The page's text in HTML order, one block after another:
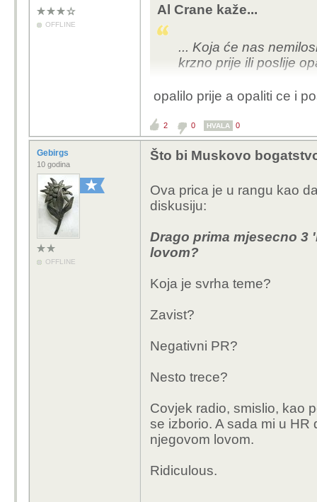
OFFLINE
Al Crane kaže...
... Koja će nas
krzno prije ili poslije
opalilo prije a opaliti ce i
2 0 HVALA 0
Gebirgs
10 godina
OFFLINE
Što bi Muskovo
Ova prica je u rangu kao
diskusiju:
Drago prima mjesecno 3
lovom?
Koja je svrha teme?
Zavist?
Negativni PR?
Nesto trece?
Covjek radio, smislio, kao
se izborio. A sada mi u
njegovom lovom.
Ridiculous.